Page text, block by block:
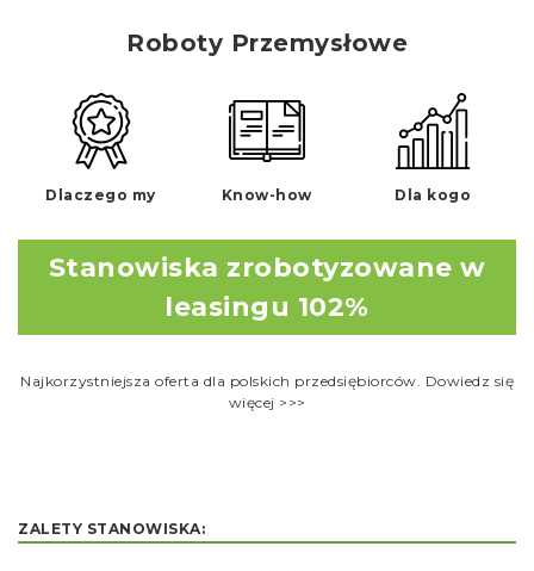
Roboty Przemysłowe
Dlaczego my Know-how Dla kogo
Stanowiska zrobotyzowane w
leasingu 102%
Najkorzystniejsza oferta dla polskich przedsiębiorców. Dowiedz się
więcej >>>
ZALETY STANOWISKA: